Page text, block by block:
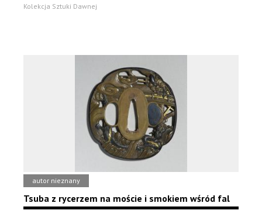
Kolekcja Sztuki Dawnej
autor nieznany
Tsuba z rycerzem na moście i smokiem wśród fal